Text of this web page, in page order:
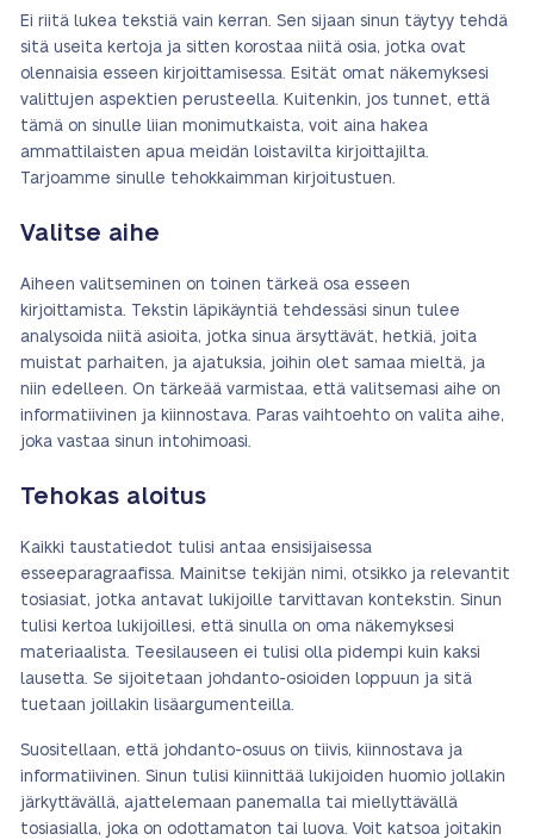
Ei riitä lukea tekstiä vain kerran. Sen sijaan sinun täytyy tehdä
sitä useita kertoja ja sitten korostaa niitä osia, jotka ovat
olennaisia esseen kirjoittamisessa. Esität omat näkemyksesi
valittujen aspektien perusteella. Kuitenkin, jos tunnet, että
tämä on sinulle liian monimutkaista, voit aina hakea
ammattilaisten apua meidän loistavilta kirjoittajilta.
Tarjoamme sinulle tehokkaimman kirjoitustuen.
Valitse aihe
Aiheen valitseminen on toinen tärkeä osa esseen
kirjoittamista. Tekstin läpikäyntiä tehdessäsi sinun tulee
analysoida niitä asioita, jotka sinua ärsyttävät, hetkiä, joita
muistat parhaiten, ja ajatuksia, joihin olet samaa mieltä, ja
niin edelleen. On tärkeää varmistaa, että valitsemasi aihe on
informatiivinen ja kiinnostava. Paras vaihtoehto on valita aihe,
joka vastaa sinun intohimoasi.
Tehokas aloitus
Kaikki taustatiedot tulisi antaa ensisijaisessa
esseeparagraafissa. Mainitse tekijän nimi, otsikko ja relevantit
tosiasiat, jotka antavat lukijoille tarvittavan kontekstin. Sinun
tulisi kertoa lukijoillesi, että sinulla on oma näkemyksesi
materiaalista. Teesilauseen ei tulisi olla pidempi kuin kaksi
lausetta. Se sijoitetaan johdanto-osioiden loppuun ja sitä
tuetaan joillakin lisäargumenteilla.
Suositellaan, että johdanto-osuus on tiivis, kiinnostava ja
informatiivinen. Sinun tulisi kiinnittää lukijoiden huomio jollakin
järkyttävällä, ajattelemaan panemalla tai miellyttävällä
tosiasialla, joka on odottamaton tai luova. Voit katsoa joitakin